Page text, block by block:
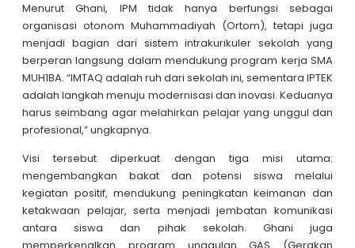
Menurut Ghani, IPM tidak hanya berfungsi sebagai
organisasi otonom Muhammadiyah (Ortom), tetapi juga
menjadi bagian dari sistem intrakurikuler sekolah yang
berperan langsung dalam mendukung program kerja SMA
MUH1BA. “IMTAQ adalah ruh dari sekolah ini, sementara IPTEK
adalah langkah menuju modernisasi dan inovasi. Keduanya
harus seimbang agar melahirkan pelajar yang unggul dan
profesional,” ungkapnya.
Visi tersebut diperkuat dengan tiga misi utama:
mengembangkan bakat dan potensi siswa melalui
kegiatan positif, mendukung peningkatan keimanan dan
ketakwaan pelajar, serta menjadi jembatan komunikasi
antara siswa dan pihak sekolah. Ghani juga